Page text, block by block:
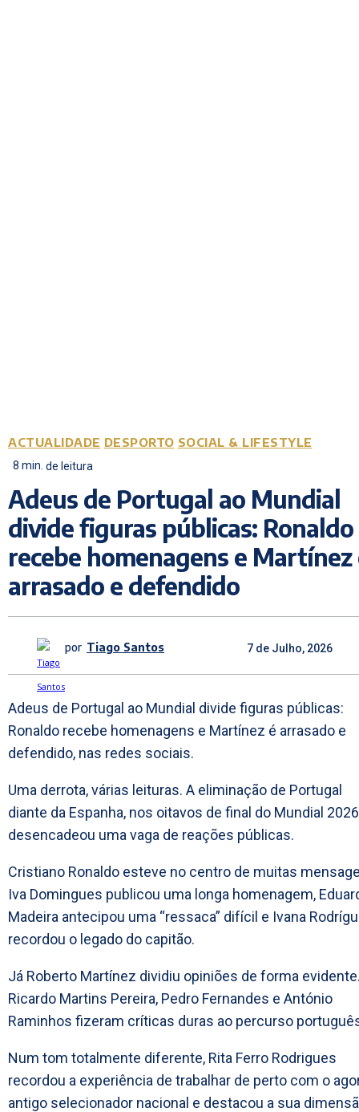
ACTUALIDADE DESPORTO SOCIAL & LIFESTYLE
8 min. de leitura
Adeus de Portugal ao Mundial
divide figuras públicas: Ronaldo
recebe homenagens e Martínez
arrasado e defendido
por Tiago Santos 7 de Julho, 2026
Adeus de Portugal ao Mundial divide figuras públicas:
Ronaldo recebe homenagens e Martínez é arrasado e
defendido, nas redes sociais.
Uma derrota, várias leituras. A eliminação de Portugal
diante da Espanha, nos oitavos de final do Mundial
desencadeou uma vaga de reações públicas.
Cristiano Ronaldo esteve no centro de muitas
Iva Domingues publicou uma longa homenagem,
Madeira antecipou uma “ressaca” difícil e Ivana
recordou o legado do capitão.
Já Roberto Martínez dividiu opiniões de forma
Ricardo Martins Pereira, Pedro Fernandes e António
Raminhos fizeram críticas duras ao percurso
Num tom totalmente diferente, Rita Ferro Rodrigues
recordou a experiência de trabalhar de perto com o
antigo selecionador nacional e destacou a sua